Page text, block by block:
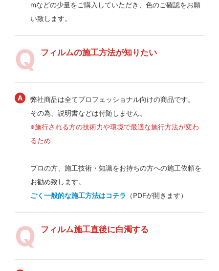
mなどの少量をご購入していただき、色のご確認をお願
い致します。
フィルムの施工方法が知りたい
弊社商品は全てプロフェッショナル向けの商品です。
その為、説明書などは付随しません。
※施行される方の技術力や環境で最適な施行方法が変わ
るため
プロの方、施工技術・知識をお持ちの方への施工依頼を
お勧め致します。
ごく一般的な施工方法はコチラ （PDFが開きます）
フィルム施工直後に白濁する